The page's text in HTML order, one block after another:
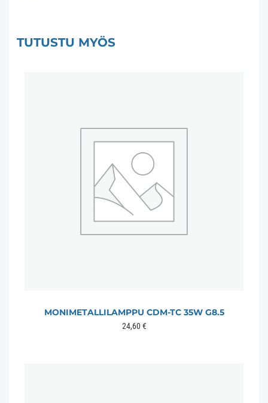
TUTUSTU MYÖS
MONIMETALLILAMPPU CDM-TC 35W G8.5
24,60€